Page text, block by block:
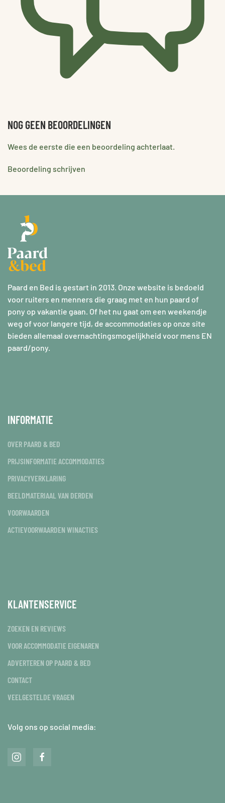
NOG GEEN BEOORDELINGEN
Wees de eerste die een beoordeling achterlaat.
Beoordeling schrijven
Paard en Bed is gestart in 2013. Onze website is bedoeld
voor ruiters en menners die graag met en hun paard of
pony op vakantie gaan. Of het nu gaat om een weekendje
weg of voor langere tijd, de accommodaties op onze site
bieden allemaal overnachtingsmogelijkheid voor mens EN
paard/pony.
INFORMATIE
OVER PAARD & BED
PRIJSINFORMATIE ACCOMMODATIES
PRIVACYVERKLARING
BEELDMATERIAAL VAN DERDEN
VOORWAARDEN
ACTIEVOORWAARDEN WINACTIES
KLANTENSERVICE
ZOEKEN EN REVIEWS
VOOR ACCOMMODATIE EIGENAREN
ADVERTEREN OP PAARD & BED
CONTACT
VEELGESTELDE VRAGEN
Volg ons op social media: